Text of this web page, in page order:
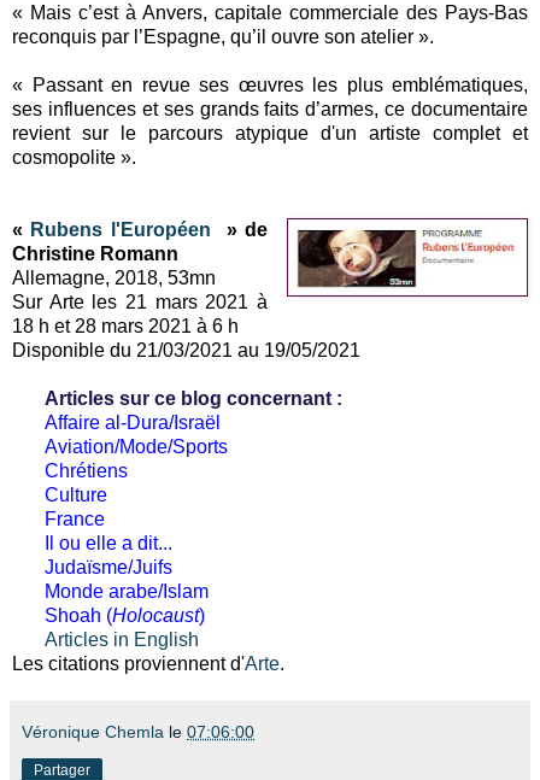
« Mais c’est à Anvers, capitale commerciale des Pays-Bas
reconquis par l’Espagne, qu’il ouvre son atelier ».
« Passant en revue ses œuvres les plus emblématiques,
ses influences et ses grands faits d’armes, ce documentaire
revient sur le parcours atypique d'un artiste complet et
cosmopolite ».
« Rubens l'Européen » de
Christine Romann
Allemagne, 2018, 53mn
Sur Arte les 21 mars 2021 à
18 h et 28 mars 2021 à 6 h
Disponible du 21/03/2021 au 19/05/2021
Articles sur ce blog concernant :
Affaire al-Dura/Israël
Aviation/Mode/Sports
Chrétiens
Culture
France
Il ou elle a dit...
Judaïsme/Juifs
Monde arabe/Islam
Shoah (Holocaust)
Articles in English
Les citations proviennent d'Arte.
Véronique Chemla le 07:06:00
Partager